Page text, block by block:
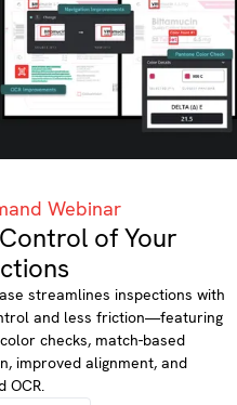
Webinar
of Your
streamlines inspections with
and less friction—featuring
checks, match-based
improved alignment, and
OCR.